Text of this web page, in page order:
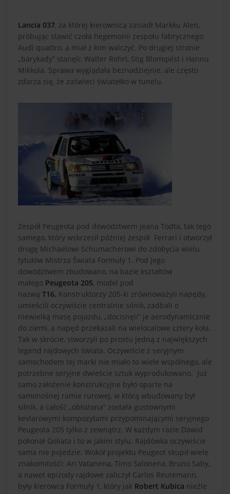
Lancia 037, za której kierownicą zasiadł Markku Alen,
próbując stawić czoła hegemonii zespołu fabrycznego
Audi quattro, a miał z kim walczyć. Po drugiej stronie
„barykady” stanęli: Walter Rohrl, Stig Blomqvist i Hannu
Mikkola. Sprawa wyglądała beznadziejnie, ale często
zdarza się, że zaświeci światełko w tunelu.
Zespół Peugeota pod dowództwem Jeana Todta, tak tego
samego, który wskrzesił później zespół Ferrari i otworzył
drogę Michaelowi Schumacherowi do zdobycia wielu
tytułów Mistrza Świata Formuły 1. Pod jego
dowództwem zbudowano, na bazie kształtów
małego Peugeota 205, model pod
nazwą T16. Konstruktorzy 205-ki zrównoważyli napędy,
umieścili oczywiście centralnie silnik, zadbali o
niewielką masę pojazdu, „docisnęli” je aerodynamicznie
do ziemi, a napęd przekazali na wielocalowe cztery koła.
Tak w skrócie, stworzyli po prostu jedną z największych
legend rajdowych świata. Oczywiście z seryjnym
samochodem tej marki nie miało to wiele wspólnego, ale
potrzebne seryjne dwieście sztuk wyprodukowano. Już
samo założenie konstrukcyjne było oparte na
samonośnej ramie rurowej, w którą wbudowany był
silnik, a całość „obłożona” została gustownymi
kevlarowymi kompozytami przypominającymi seryjnego
Peugeota 205 tylko z zewnątrz. W każdym razie Dawid
pokonał Goliata i to w jakim stylu. Rajdówka oczywiście
sama nie pojedzie. Wokół projektu Peugeot skupił wiele
znakomitośći: Ari Vatanena, Timo Salonena, Bruno Saby,
a nawet epizody rajdowe zaliczył Carlos Reutemann,
były kierowca Formuły 1, który jak Robert Kubica nieźle